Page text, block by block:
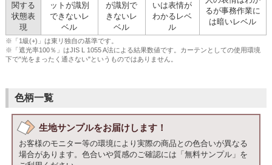
関する
状態表
現
ットが識別
できないレ
ベル
が識別で
きないレ
ベル
いは表情が
わかるレベ
ル
るが事務作業に
は暗いレベル
※「1級(+)」は東リ独自の基準です。
※「遮光率100％」はJIS L 1055 A法による結果数値です。カーテンとしての使用環境
下で"光をまったく通さない"というものではありません。
色柄一覧
生地サンプルをお届けします！
お客様のモニター等の環境により実際の商品との色合いが異なる
場合があります。色合いや質感のご確認には「無料サンプル」を